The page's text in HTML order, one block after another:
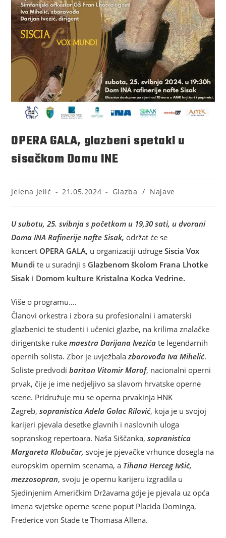
OPERA GALA, glazbeni spetakl u
sisačkom Domu INE
Jelena Jelić 21.05.2024 Glazba / Najave
U subotu, 25. svibnja s početkom u 19,30 sati, u dvorani
Doma INA Rafinerije nafte Sisak, održat će se
koncert OPERA GALA, u organizaciji udrugeSiscia Vox
Mundi te u suradnji s Glazbenom školom Frana Lhotke
Sisak i Domom kulture Kristalna Kocka Vedrine.
Više o programu….
Članovi orkestra i zbora su profesionalni i amaterski
glazbenici te studenti i učenici glazbe, na krilima znalačke
dirigentske rukemaestra Darijana Ivezića te legendarnih
opernih solista. Zbor je uvježbalazborovođa Iva Mihelić.
Soliste predvodibariton Vitomir Marof, nacionalni operni
prvak, čije je ime nedjeljivo sa slavom hrvatske operne
scene. Pridružuje mu se operna prvakinja HNK
Zagreb,sopranistica Adela Golac Rilović, koja je u svojoj
karijeri pjevala desetke glavnih i naslovnih uloga
sopranskog repertoara. Naša Siščanka,sopranistica
Margareta Klobučar, svoje je pjevačke vrhunce dosegla na
europskim opernim scenama, a Tihana Herceg Ivšić,
mezzosopran, svoju je opernu karijeru izgradila u
Sjedinjenim Američkim Državama gdje je pjevala uz opća
imena svjetske operne scene poput Placida Dominga,
Frederice von Stade te Thomasa Allena.